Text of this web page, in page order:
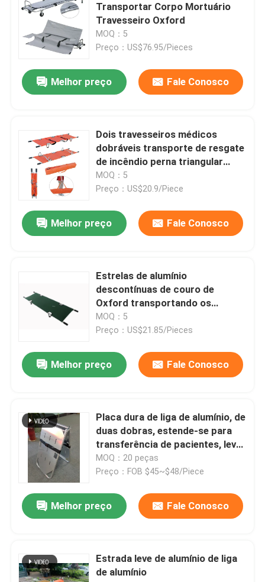
Produtos
Vídeos
Sobre nós
Controle de qualidade
Contacte-nos
Notícias
Solicite um orçamento
Maca de dobramento da colher
Maca da cadeira da escada
Maca do salvamento da emergência
Camas de hospital manuais
Transportar Corpo Mortuário
Travesseiro Oxford
MOQ：5
Preço：US$76.95/Pieces
Melhor preço Fale Conosco
Dois travesseiros médicos
dobráveis transporte de resgate
de incêndio perna triangular
invertida
MOQ：5
Preço：US$20.9/Piece
Melhor preço Fale Conosco
Estrelas de alumínio
descontínuas de couro de
Oxford transportando os
feridos
MOQ：5
Preço：US$21.85/Pieces
Melhor preço Fale Conosco
Placa dura de liga de alumínio, de
duas dobras, estende-se para
transferência de pacientes, leve
e conveniente de transportar.
MOQ：20 peças
Preço：FOB $45~$48/Piece
Melhor preço Fale Conosco
Estrada leve de alumínio de liga
de alumínio